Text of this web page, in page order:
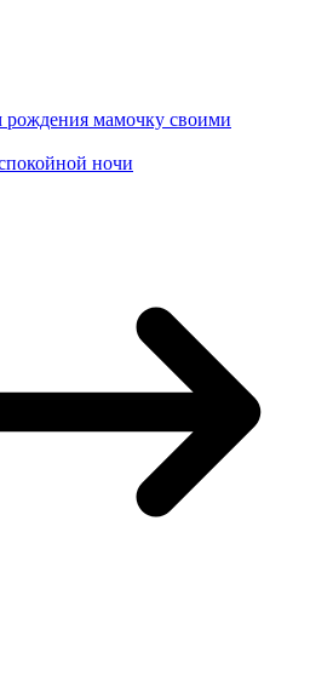
рождения мамочку своими
ночи